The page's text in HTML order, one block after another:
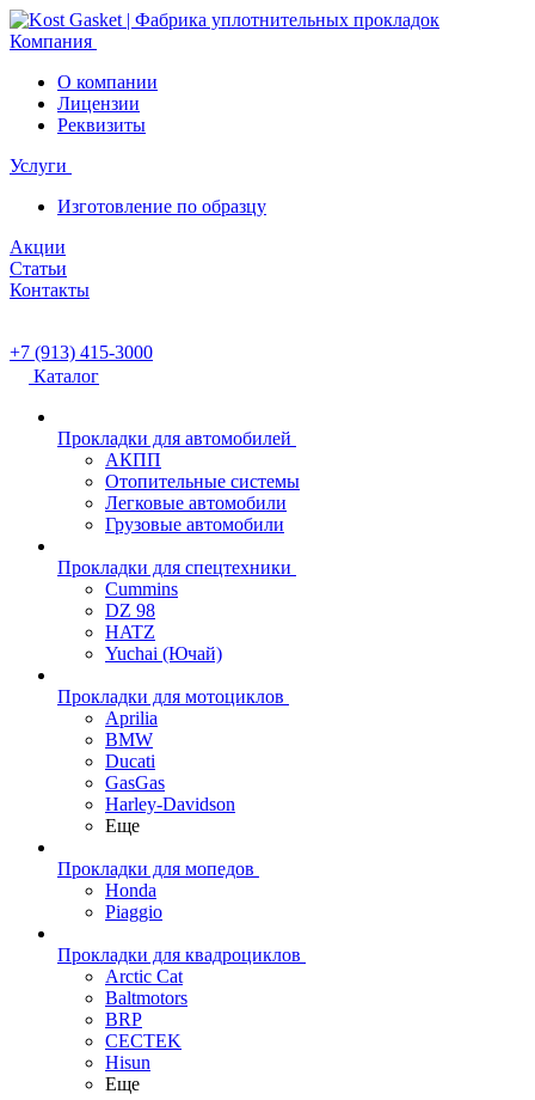
Компания
О компании
Лицензии
Реквизиты
Услуги
Изготовление по образцу
Акции
Статьи
Контакты
+7 (913) 415-3000
Каталог
Прокладки для автомобилей
АКПП
Отопительные системы
Легковые автомобили
Грузовые автомобили
Прокладки для спецтехники
Cummins
DZ 98
HATZ
Yuchai (Ючай)
Прокладки для мотоциклов
Aprilia
BMW
Ducati
GasGas
Harley-Davidson
Еще
Прокладки для мопедов
Honda
Piaggio
Прокладки для квадроциклов
Arctic Cat
Baltmotors
BRP
CECTEK
Hisun
Еще